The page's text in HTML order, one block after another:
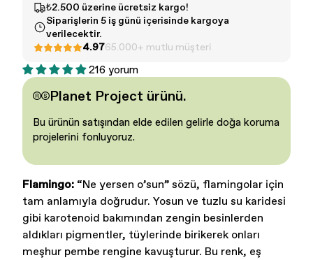
Kadın - Tüm Ürünler
Erkek - Tüm ürünler
₺2.500 üzerine ücretsiz kargo!
Siparişlerin 5 iş günü içerisinde kargoya
verilecektir.
4.9765.000+ mutlu müşteri
216 yorum
Planet Project ürünü.
Bu ürünün satışından elde edilen gelirle doğa koruma
projelerini fonluyoruz.
Flamingo: “Ne yersen o’sun” sözü, flamingolar için
tam anlamıyla doğrudur. Yosun ve tuzlu su karidesi
gibi karotenoid bakımından zengin besinlerden
aldıkları pigmentler, tüylerinde birikerek onları
meşhur pembe rengine kavuşturur. Bu renk, eş